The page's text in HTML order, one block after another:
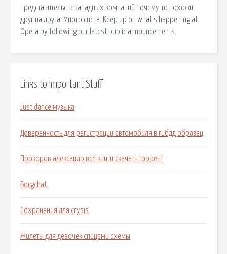
представительств западных компаний почему-то похожи
друг на друга. Много света. Keep up on what's happening at
Opera by following our latest public announcements.
Links to Important Stuff
Just dance музыка
Доверенность для регистрации автомобиля в гибдд образец
Прозоров александр все книги скачать торрент
Borgchat
Сохранения для crysis
Жилеты для девочек спицами схемы